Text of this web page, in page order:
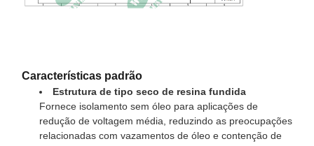
Características padrão
Estrutura de tipo seco de resina fundida
Fornece isolamento sem óleo para aplicações de
redução de voltagem média, reduzindo as preocupações
relacionadas com vazamentos de óleo e contenção de